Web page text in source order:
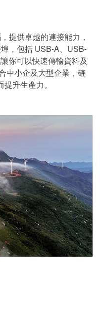
提供卓越的連接能力，
，包括 USB-A、USB-
讓你可以快速傳輸資料及
中小企及大型企業，確
升生產力。